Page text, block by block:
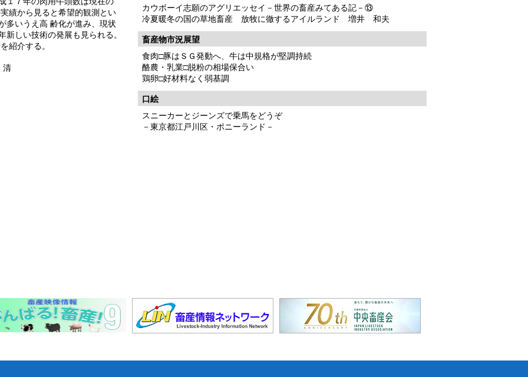
績から見ると希望的観測とい
多いうえ高 齢化が進み、現状
しい技術の発展も見られる。
紹介する。
清
カウボーイ志願のアグリエッセイ－世界の畜産みてある記－⑬
冷夏暖冬の国の草地畜産 放牧に徹するアイルランド 増井 和夫
畜産物市況展望
食肉□豚はＳＧ発動へ、牛は中規格が堅調持続
酪農・乳業□脱粉の相場保合い
鶏卵□好材料なく弱基調
口絵
スニーカーとジーンズで乗馬をどうぞ
－東京都江戸川区・ポニーランド－